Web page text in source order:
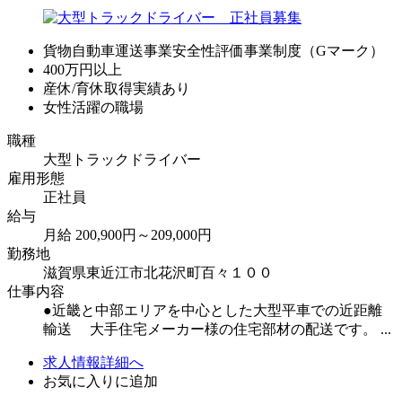
貨物自動車運送事業安全性評価事業制度（Gマーク）
400万円以上
産休/育休取得実績あり
女性活躍の職場
職種
大型トラックドライバー
雇用形態
正社員
給与
月給 200,900円～209,000円
勤務地
滋賀県東近江市北花沢町百々１００
仕事内容
●近畿と中部エリアを中心とした大型平車での近距離
輸送 大手住宅メーカー様の住宅部材の配送です。 ...
求人情報詳細へ
お気に入りに追加